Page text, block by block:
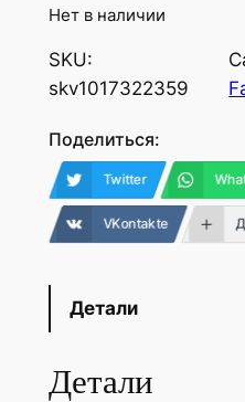
Нет в наличии
SKU:
skv1017322359
Поделиться:
Twitter
VKontakte
Детали
Детали